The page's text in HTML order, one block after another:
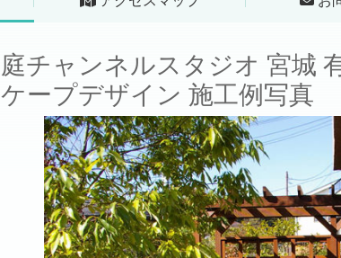
庭チャンネルスタジオ 宮城
ケープデザイン 施工例写真